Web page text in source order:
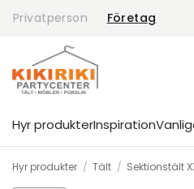
Privatperson Företag
Hyr produkterInspiration
Hyr produkter / Tält / Sektionstält